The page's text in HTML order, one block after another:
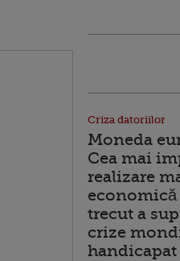
Criza datoriilor
Moneda
Cea mai
realizare
trecut a
crize